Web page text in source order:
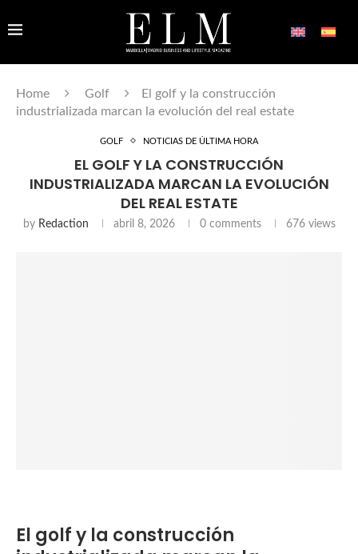
Home Golf
El golf y la construcción
industrializada marcan la evolución del real estate
GOLF NOTICIAS DE ÚLTIMA HORA
EL GOLF Y LA CONSTRUCCIÓN
INDUSTRIALIZADA MARCAN LA EVOLUCIÓN
DEL REAL ESTATE
by Redaction abril 8, 2026 0 comments 676views
El golf y la construcción